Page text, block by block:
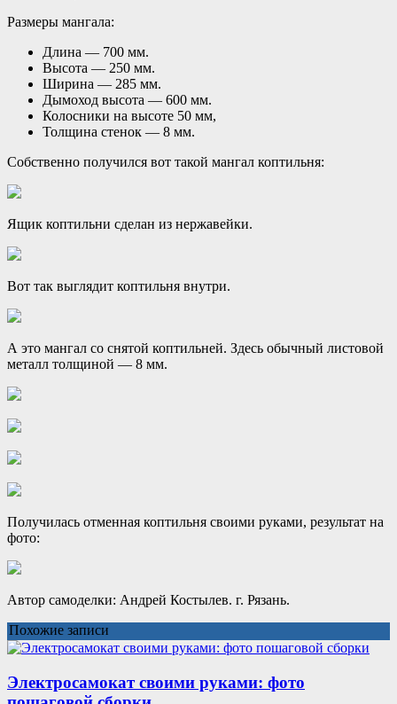
Размеры мангала:
Длина — 700 мм.
Высота — 250 мм.
Ширина — 285 мм.
Дымоход высота — 600 мм.
Колосники на высоте 50 мм,
Толщина стенок — 8 мм.
Собственно получился вот такой мангал коптильня:
Ящик коптильни сделан из нержавейки.
Вот так выглядит коптильня внутри.
А это мангал со снятой коптильней. Здесь обычный листовой
металл толщиной — 8 мм.
Получилась отменная коптильня своими руками, результат на
фото:
Автор самоделки: Андрей Костылев. г. Рязань.
Похожие записи
Электросамокат своими руками: фото